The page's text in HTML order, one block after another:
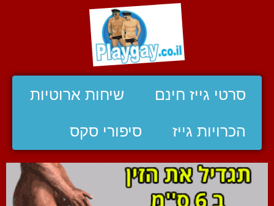
סרטי גייז חינם שיחות ארוטיות
הכרויות גייז סיפורי סקס